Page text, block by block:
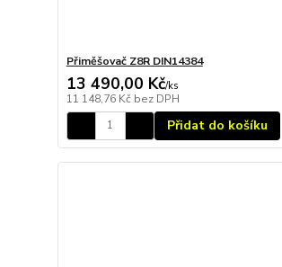
Přiměšovač Z8R DIN14384
13 490,00 Kč/ks
11 148,76 Kč bez DPH
Přidat do košíku